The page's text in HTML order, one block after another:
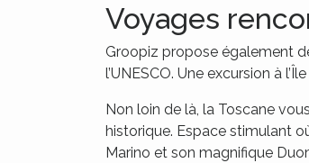
Voyages
Groopiz propose également
l’UNESCO. Une excursion à
Non loin de là, la Toscane
historique. Espace stimulant
Marino et son magnifique